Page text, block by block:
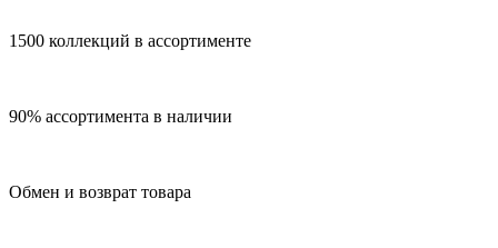
1500 коллекций в ассортименте
90% ассортимента в наличии
Обмен и возврат товара